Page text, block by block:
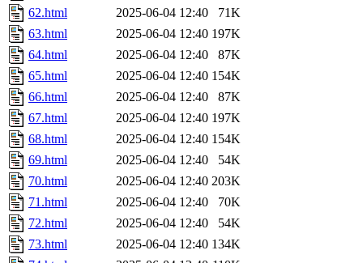
62.html
2025-06-04 12:40
71K
63.html
2025-06-04 12:40 197K
64.html
2025-06-04 12:40
87K
65.html
2025-06-04 12:40 154K
66.html
2025-06-04 12:40
87K
67.html
2025-06-04 12:40 197K
68.html
2025-06-04 12:40 154K
69.html
2025-06-04 12:40
54K
70.html
2025-06-04 12:40 203K
71.html
2025-06-04 12:40
70K
72.html
2025-06-04 12:40
54K
73.html
2025-06-04 12:40 134K